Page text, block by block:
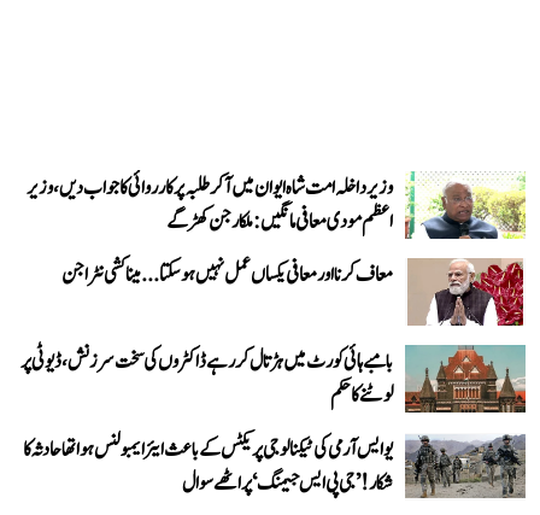
وزیر داخلہ امت شاہ ایوان میں آ کر طلبہ پر کارروائی کا جواب دیں، وزیر
اعظم مودی معافی مانگیں: ملکارجن کھڑگے
معاف کرنا اور معافی یکساں عمل نہیں ہو سکتا... میناکشی نٹراجن
بامبے ہائی کورٹ میں ہڑتال کر رہے ڈاکٹروں کی سخت سرزنش، ڈیوٹی پر
لوٹنے کا حکم
یو ایس آرمی کی ٹیکنالوجی پریکٹس کے باعث ایئر ایمبولنس ہوا تھا حادثہ کا
شکار! ’جی پی ایس جیمنگ‘ پر اٹھے سوال